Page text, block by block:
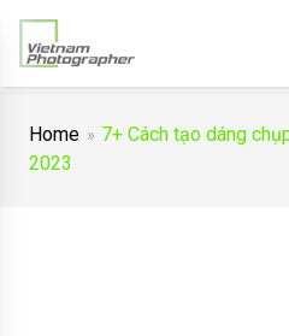
Home
7+ Cách tạo dáng
2023